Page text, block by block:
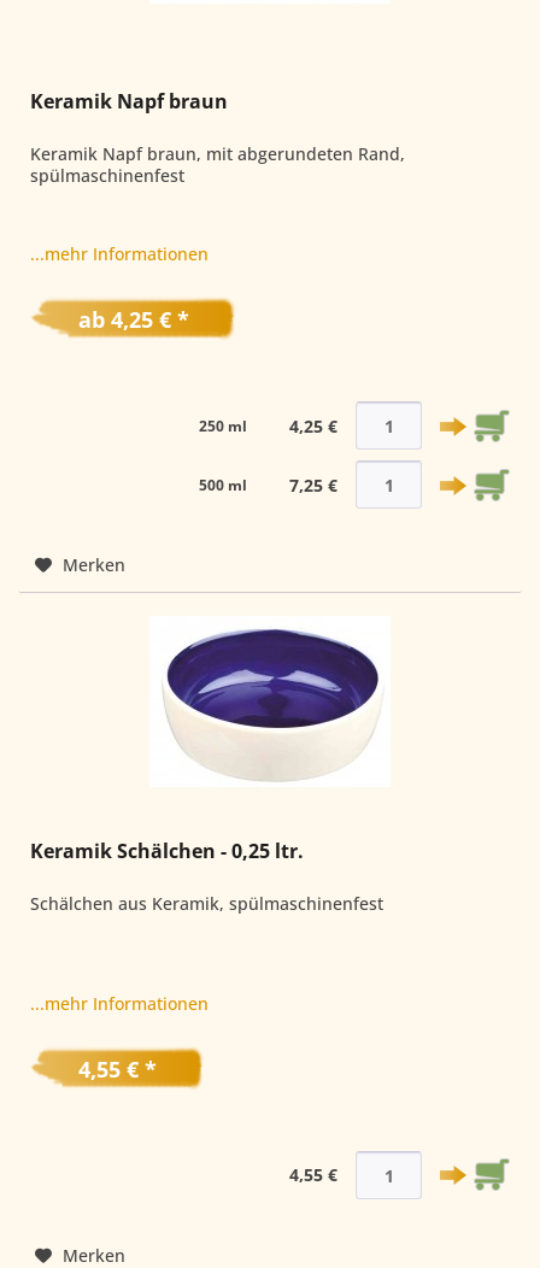
Keramik Napf braun
Keramik Napf braun, mit abgerundeten Rand,
spülmaschinenfest
...mehr Informationen
ab 4,25 € *
250 ml 4,25 €
500 ml 7,25 €
Merken
Keramik Schälchen - 0,25 ltr.
Schälchen aus Keramik, spülmaschinenfest
...mehr Informationen
4,55 € *
4,55 €
Merken